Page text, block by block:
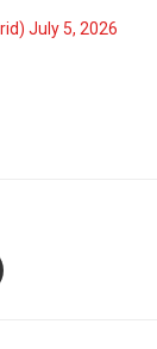
July 5, 2026